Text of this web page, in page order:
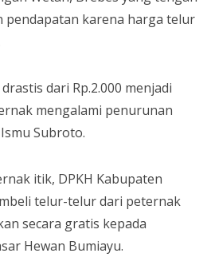
pendapatan karena harga telur
dari Rp.2.000 menjadi
mengalami penurunan
Subroto.
itik, DPKH Kabupaten
telur-telur dari peternak
secara gratis kepada
Hewan Bumiayu.